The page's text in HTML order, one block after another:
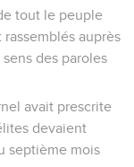
tout le peuple
auprès
des paroles
avait prescrite
devaient
septième mois